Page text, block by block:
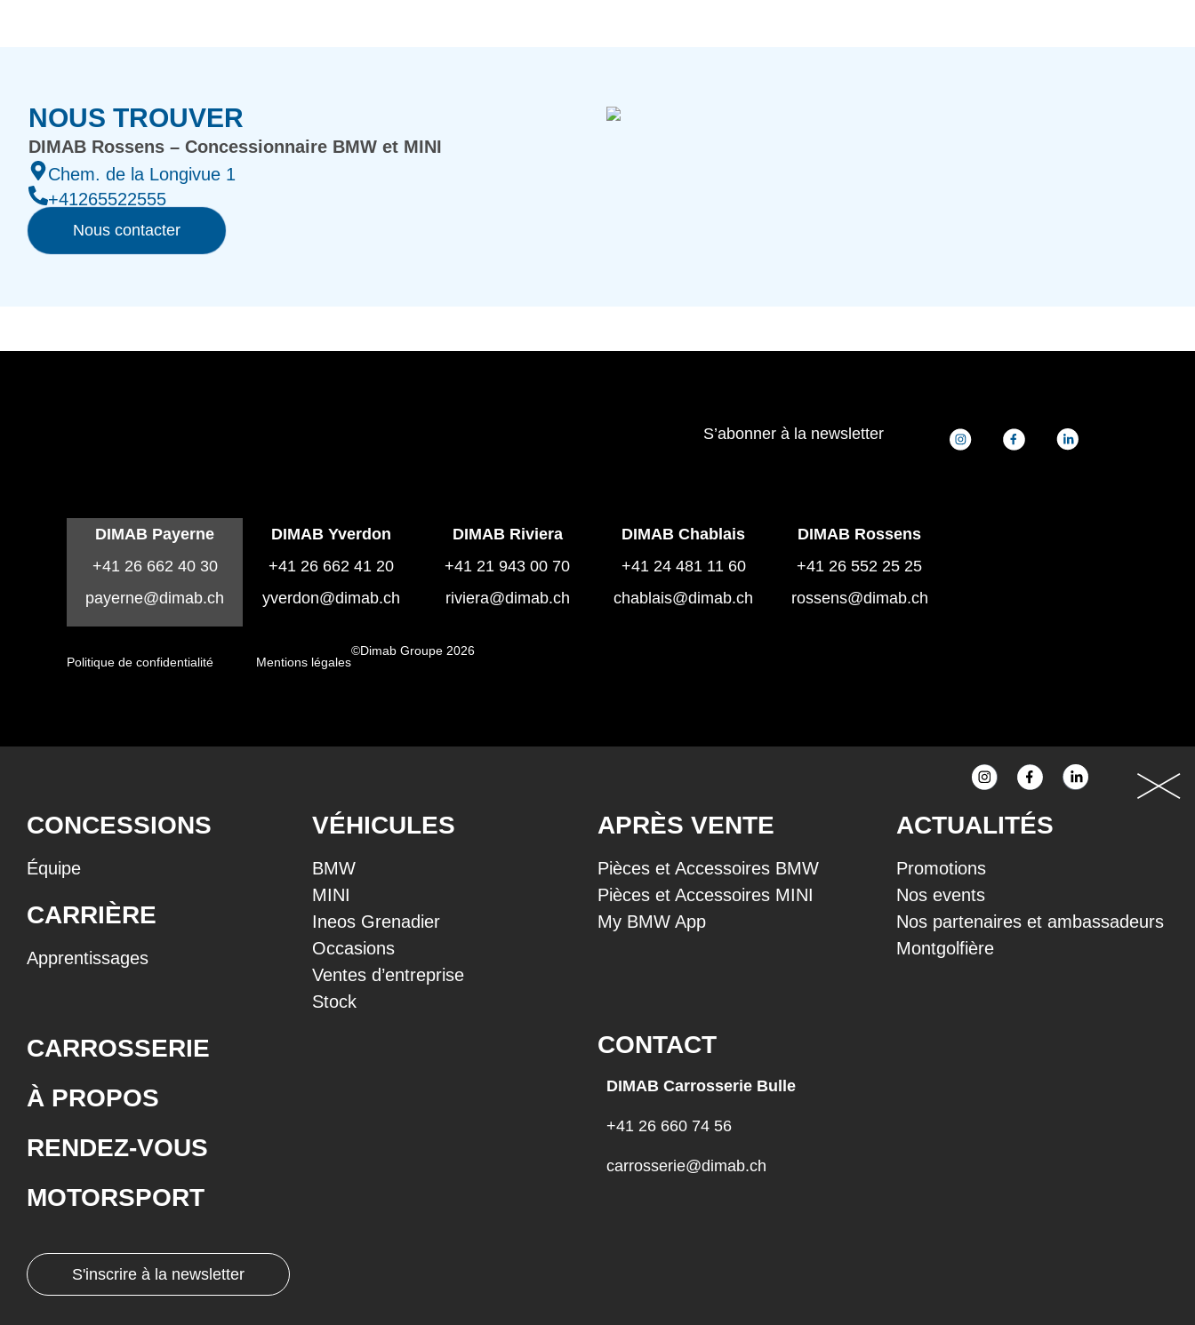
NOUS TROUVER
DIMAB Rossens – Concessionnaire BMW et MINI
Chem. de la Longivue 1
+41265522555
Nous contacter
S’abonner à la newsletter
DIMAB Payerne
+41 26 662 40 30
payerne@dimab.ch
DIMAB Yverdon
+41 26 662 41 20
yverdon@dimab.ch
DIMAB Riviera
+41 21 943 00 70
riviera@dimab.ch
DIMAB Chablais
+41 24 481 11 60
chablais@dimab.ch
DIMAB Rossens
+41 26 552 25 25
rossens@dimab.ch
Politique de confidentialité Mentions légales
©Dimab Groupe 2026
CONCESSIONS
Équipe
CARRIÈRE
Apprentissages
VÉHICULES
BMW
MINI
Ineos Grenadier
Occasions
Ventes d’entreprise
Stock
APRÈS VENTE
Pièces et Accessoires BMW
Pièces et Accessoires MINI
My BMW App
ACTUALITÉS
Promotions
Nos events
Nos partenaires et ambassadeurs
Montgolfière
CARROSSERIE
À PROPOS
RENDEZ-VOUS
MOTORSPORT
CONTACT
DIMAB Carrosserie Bulle
+41 26 660 74 56
carrosserie@dimab.ch
S'inscrire à la newsletter